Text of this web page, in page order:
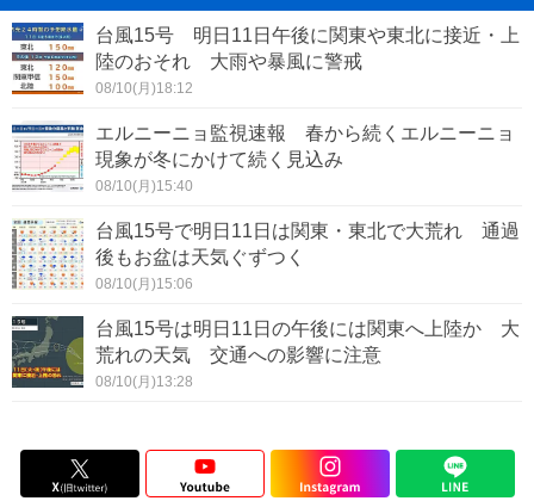
台風15号 明日11日午後に関東や東北に接近・上
陸のおそれ 大雨や暴風に警戒
08/10(月)18:12
エルニーニョ監視速報 春から続くエルニーニョ
現象が冬にかけて続く見込み
08/10(月)15:40
台風15号で明日11日は関東・東北で大荒れ 通過
後もお盆は天気ぐずつく
08/10(月)15:06
台風15号は明日11日の午後には関東へ上陸か 大
荒れの天気 交通への影響に注意
08/10(月)13:28